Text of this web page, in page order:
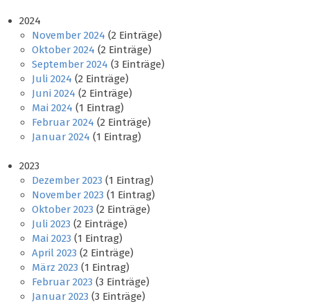
2024
November 2024 (2 Einträge)
Oktober 2024 (2 Einträge)
September 2024 (3 Einträge)
Juli 2024 (2 Einträge)
Juni 2024 (2 Einträge)
Mai 2024 (1 Eintrag)
Februar 2024 (2 Einträge)
Januar 2024 (1 Eintrag)
2023
Dezember 2023 (1 Eintrag)
November 2023 (1 Eintrag)
Oktober 2023 (2 Einträge)
Juli 2023 (2 Einträge)
Mai 2023 (1 Eintrag)
April 2023 (2 Einträge)
März 2023 (1 Eintrag)
Februar 2023 (3 Einträge)
Januar 2023 (3 Einträge)